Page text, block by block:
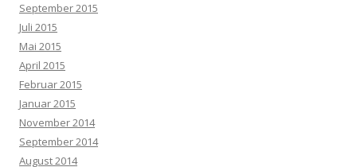
September 2015
Juli 2015
Mai 2015
April 2015
Februar 2015
Januar 2015
November 2014
September 2014
August 2014